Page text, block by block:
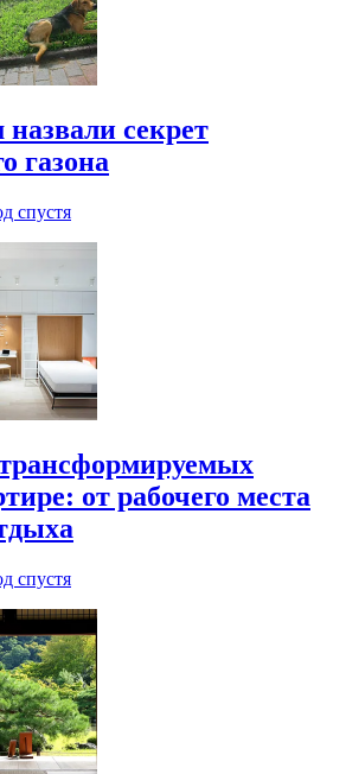
секрет
газона
спустя
от рабочего места
спустя